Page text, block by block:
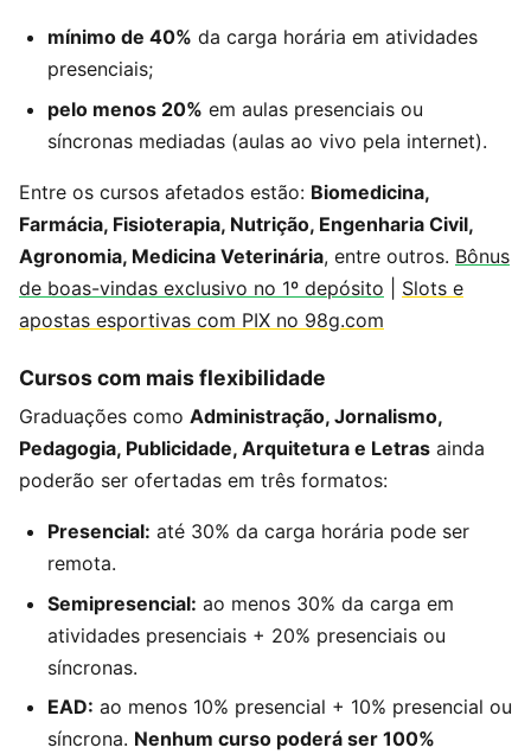
mínimo de 40% da carga horária em atividades
presenciais;
pelo menos 20% em aulas presenciais ou
síncronas mediadas (aulas ao vivo pela internet).
Entre os cursos afetados estão: Biomedicina,
Farmácia, Fisioterapia, Nutrição, Engenharia Civil,
Agronomia, Medicina Veterinária, entre outros. Bônus
de boas-vindas exclusivo no 1º depósito
Slots e
apostas esportivas com PIX no 98g.com
Cursos com mais flexibilidade
Graduações como Administração, Jornalismo,
Pedagogia, Publicidade, Arquitetura e Letras ainda
poderão ser ofertadas em três formatos:
Presencial: até 30% da carga horária pode ser
remota.
Semipresencial: ao menos 30% da carga em
atividades presenciais + 20% presenciais ou
síncronas.
EAD: ao menos 10% presencial + 10% presencial ou
síncrona. Nenhum curso poderá ser 100%